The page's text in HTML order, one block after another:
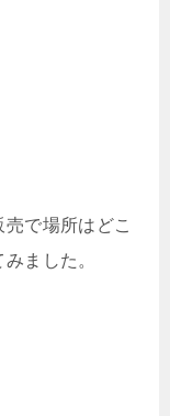
で場所はどこ
ました。